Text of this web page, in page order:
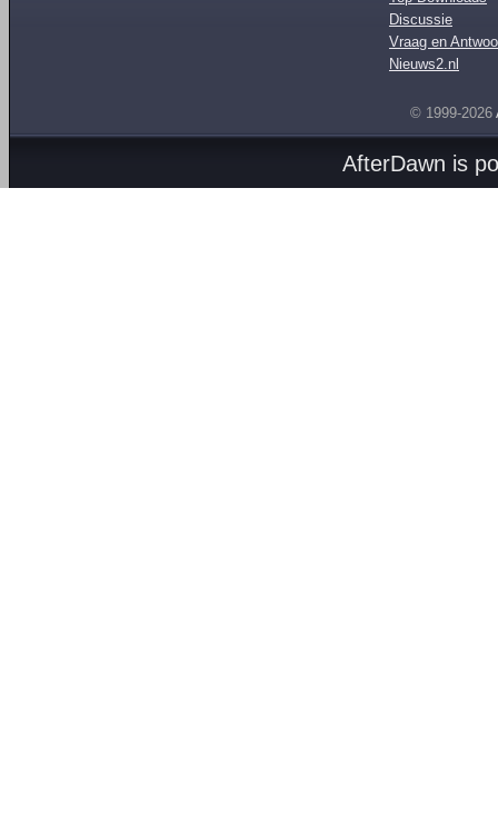
Discussie
Vraag en
Nieuws2.nl
© 1999-2026
AfterDawn is